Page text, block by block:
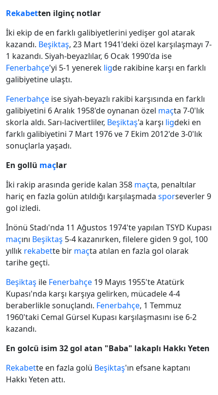
Rekabetten ilginç notlar
İki ekip de en farklı galibiyetlerini yedişer gol atarak
kazandı. Beşiktaş, 23 Mart 1941'deki özel karşılaşmayı 7-
1 kazandı. Siyah-beyazlılar, 6 Ocak 1990'da ise
Fenerbahçe'yi 5-1 yenerek ligde rakibine karşı en farklı
galibiyetine ulaştı.
Fenerbahçe ise siyah-beyazlı rakibi karşısında en farklı
galibiyetini 6 Aralık 1958'de oynanan özel maçta 7-0'lık
skorla aldı. Sarı-lacivertliler, Beşiktaş'a karşı ligdeki en
farklı galibiyetini 7 Mart 1976 ve 7 Ekim 2012'de 3-0'lık
sonuçlarla yaşadı.
En gollü maçlar
İki rakip arasında geride kalan 358 maçta, penaltılar
hariç en fazla golün atıldığı karşılaşmada sporseverler 9
gol izledi.
İnönü Stadı'nda 11 Ağustos 1974'te yapılan TSYD Kupası
maçını Beşiktaş 5-4 kazanırken, filelere giden 9 gol, 100
yıllık rekabette bir maçta atılan en fazla gol olarak
tarihe geçti.
Beşiktaş ile Fenerbahçe 19 Mayıs 1955'te Atatürk
Kupası'nda karşı karşıya gelirken, mücadele 4-4
beraberlikle sonuçlandı. Fenerbahçe, 1 Temmuz
1960'taki Cemal Gürsel Kupası karşılaşmasını ise 6-2
kazandı.
En golcü isim 32 gol atan "Baba" lakaplı Hakkı Yeten
Rekabette en fazla golü Beşiktaş'ın efsane kaptanı
Hakkı Yeten attı.